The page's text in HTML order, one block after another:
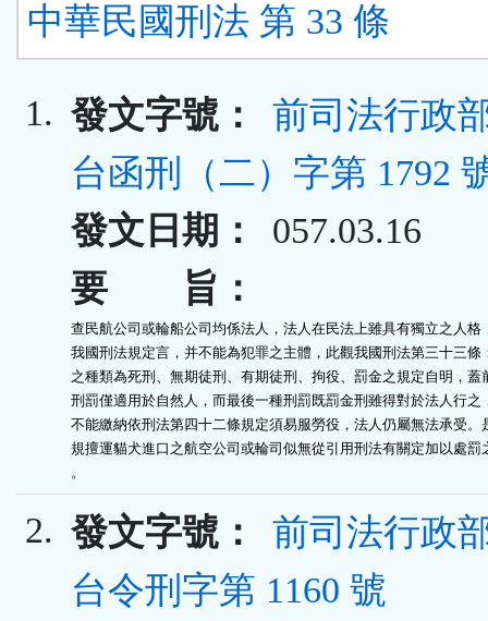
中華民國刑法 第 33 條
1. 發文字號：
前司法行政
台函刑（二）字第 1792
發文日期：
057.03.16
要 旨：
查民航公司或輪船公司均係法人，法人在民法上雖具有獨立之人格
我國刑法規定言，并不能為犯罪之主體，此觀我國刑法第三十三條
之種類為死刑、無期徒刑、有期徒刑、拘役、罰金之規定自明，蓋
刑罰僅適用於自然人，而最後一種刑罰既罰金刑雖得對於法人行之
不能繳納依刑法第四十二條規定須易服勞役，法人仍屬無法承受。
規擅運貓犬進口之航空公司或輪司似無從引用刑法有關定加以處罰
。
2. 發文字號：
前司法行政
台令刑字第 1160 號